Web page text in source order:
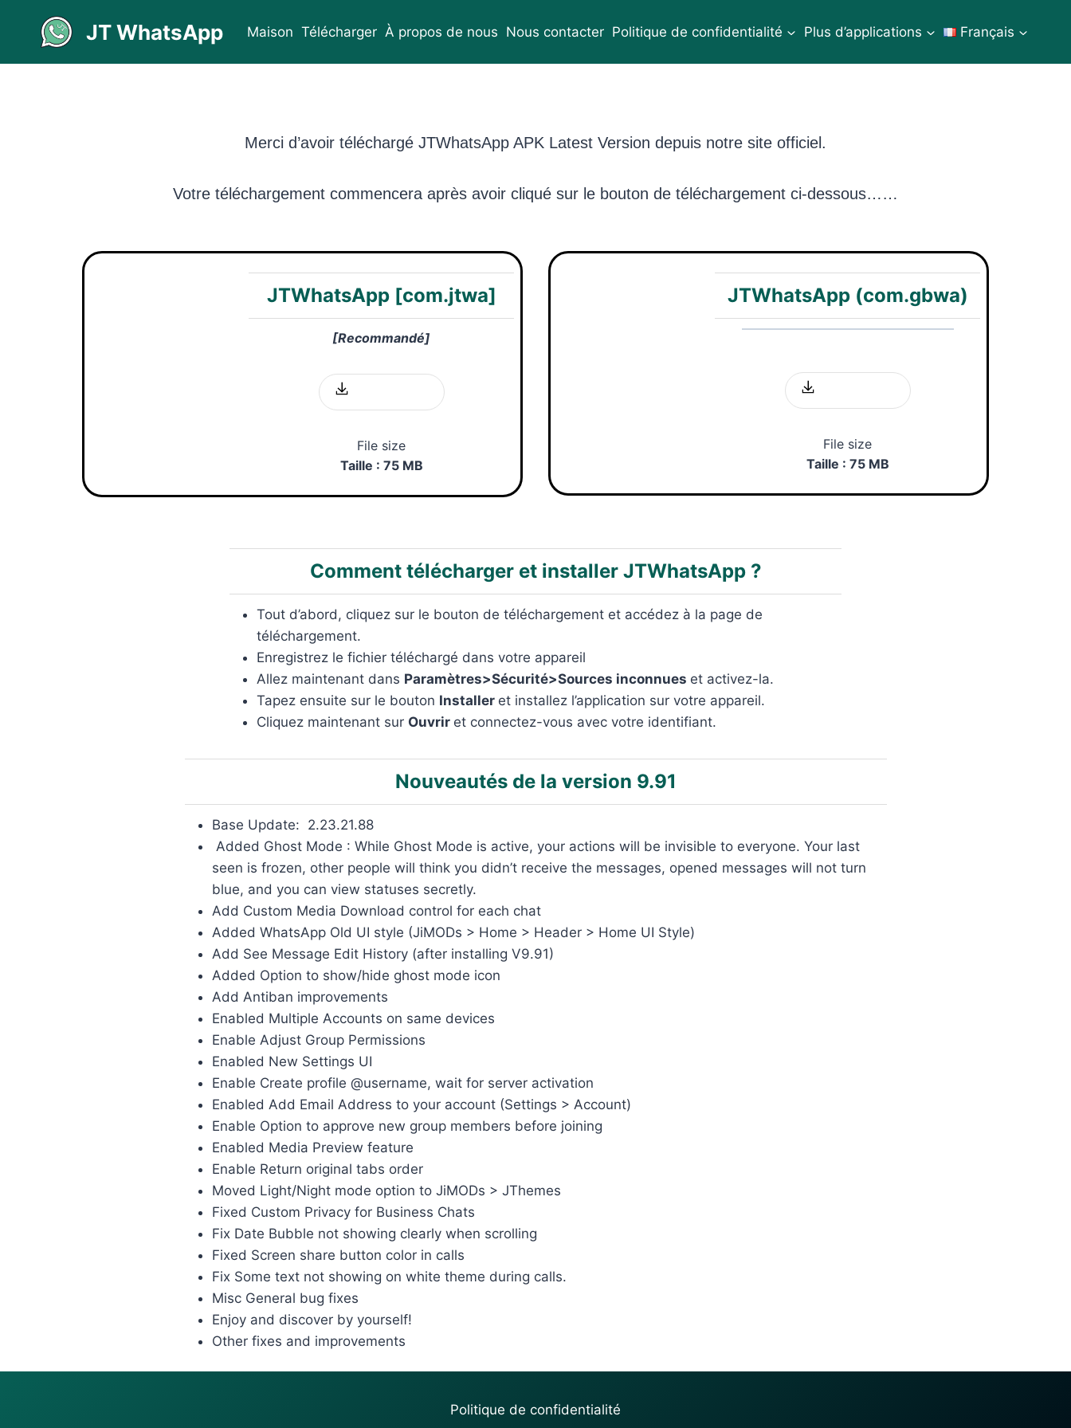
contenu
JT WhatsApp Maison Télécharger À propos de nous Nous contacter Politique de confidentialité Plus d’applications Français
Merci d’avoir téléchargé JTWhatsApp APK Latest Version depuis notre site officiel.
Votre téléchargement commencera après avoir cliqué sur le bouton de téléchargement ci-dessous……
JTWhatsApp [com.jtwa]
[Recommandé]
File size
Taille : 75 MB
JTWhatsApp (com.gbwa)
File size
Taille : 75 MB
Comment télécharger et installer JTWhatsApp ?
Tout d’abord, cliquez sur le bouton de téléchargement et accédez à la page de
téléchargement.
Enregistrez le fichier téléchargé dans votre appareil
Allez maintenant dans Paramètres>Sécurité>Sources inconnues et activez-la.
Tapez ensuite sur le bouton Installer et installez l’application sur votre appareil.
Cliquez maintenant sur Ouvrir et connectez-vous avec votre identifiant.
Nouveautés de la version 9.91
Base Update: 2.23.21.88
Added Ghost Mode : While Ghost Mode is active, your actions will be invisible to everyone. Your last
seen is frozen, other people will think you didn’t receive the messages, opened messages will not turn
blue, and you can view statuses secretly.
Add Custom Media Download control for each chat
Added WhatsApp Old UI style (JiMODs > Home > Header > Home UI Style)
Add See Message Edit History (after installing V9.91)
Added Option to show/hide ghost mode icon
Add Antiban improvements
Enabled Multiple Accounts on same devices
Enable Adjust Group Permissions
Enabled New Settings UI
Enable Create profile @username, wait for server activation
Enabled Add Email Address to your account (Settings > Account)
Enable Option to approve new group members before joining
Enabled Media Preview feature
Enable Return original tabs order
Moved Light/Night mode option to JiMODs > JThemes
Fixed Custom Privacy for Business Chats
Fix Date Bubble not showing clearly when scrolling
Fixed Screen share button color in calls
Fix Some text not showing on white theme during calls.
Misc General bug fixes
Enjoy and discover by yourself!
Other fixes and improvements
Politique de confidentialité